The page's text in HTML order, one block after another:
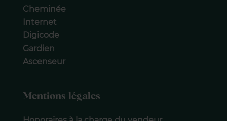
Cheminée
Internet
Digicode
Gardien
Ascenseur
Mentions légales